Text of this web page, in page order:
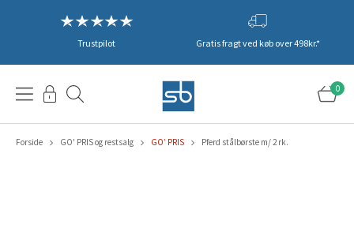
Trustpilot Gratis fragt ved køb over 498kr.*
0
Forside GO' PRIS og restsalg GO’ PRIS Pferd stålbørste m/ 2 rk.